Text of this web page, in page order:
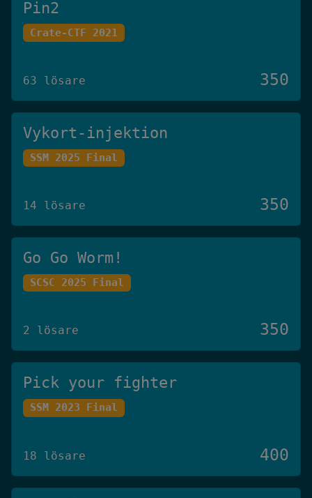
Pin2
Crate-CTF 2021
63 lösare 350
Vykort-injektion
SSM 2025 Final
14 lösare 350
Go Go Worm!
SCSC 2025 Final
2 lösare 350
Pick your fighter
SSM 2023 Final
18 lösare 400